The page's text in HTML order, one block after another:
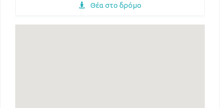
Θέα στο δρόμο